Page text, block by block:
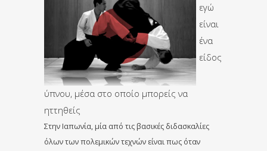
εγώ
είναι
ένα
είδος
ύπνου, μέσα στο οποίο μπορείς να
ηττηθείς
Στην Ιαπωνία, μία από τις βασικές διδασκαλίες
όλων των πολεμικών τεχνών είναι πως όταν